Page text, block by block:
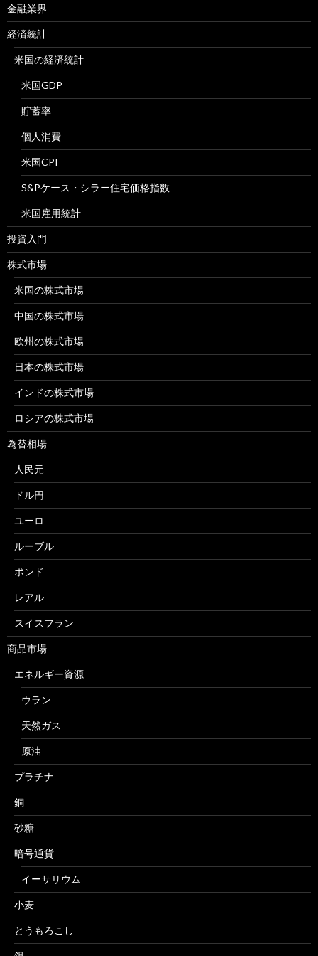
金融業界
経済統計
米国の経済統計
米国GDP
貯蓄率
個人消費
米国CPI
S&Pケース・シラー住宅価格指数
米国雇用統計
投資入門
株式市場
米国の株式市場
中国の株式市場
欧州の株式市場
日本の株式市場
インドの株式市場
ロシアの株式市場
為替相場
人民元
ドル円
ユーロ
ルーブル
ポンド
レアル
スイスフラン
商品市場
エネルギー資源
ウラン
天然ガス
原油
プラチナ
銅
砂糖
暗号通貨
イーサリウム
小麦
とうもろこし